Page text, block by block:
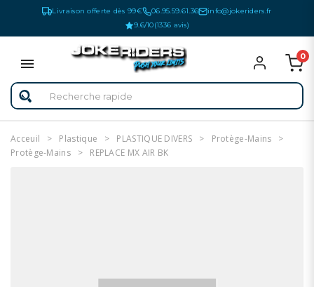
Livraison offerte dès 99€ 06.95.59.61.36
info@jokeriders.fr
9.6/10(1336 avis)
0
Acceuil Plastique PLASTIQUE DIVERS
Protège-Mains
Protège-Mains
REPLACE MX AIR BK